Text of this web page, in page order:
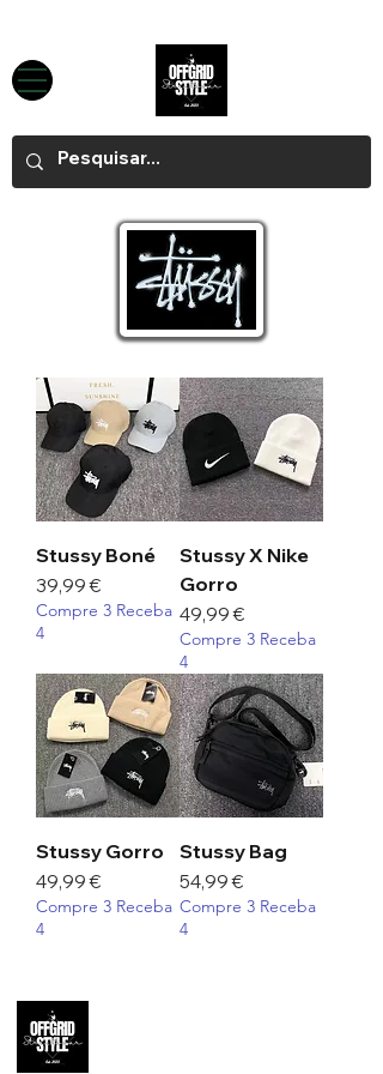
Stussy Boné
Preço
39,99 €
Compre 3 Receba
4
Stussy X Nike
Gorro
Preço
49,99 €
Compre 3 Receba
4
Stussy Gorro
Preço
49,99 €
Compre 3 Receba
4
Stussy Bag
Preço
54,99 €
Compre 3 Receba
4